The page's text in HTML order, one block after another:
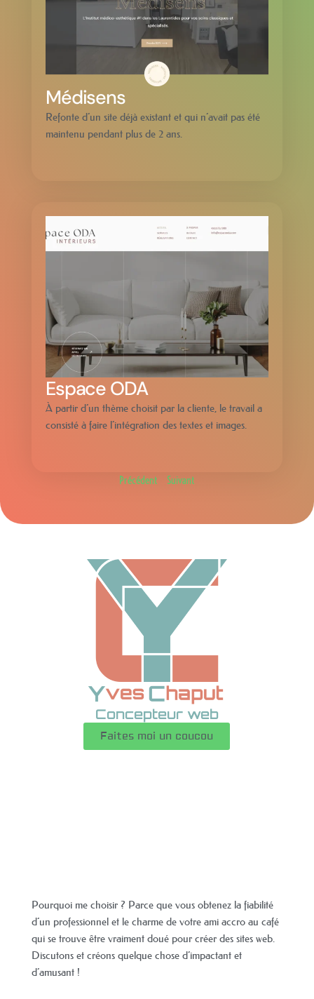
Médisens
Refonte d’un site déjà existant et qui n’avait pas été
maintenu pendant plus de 2 ans.
Espace ODA
À partir d’un thème choisit par la cliente, le travail a
consisté à faire l’intégration des textes et images.
Précédent Suivant
Concepteur web
Faites moi un coucou
Pourquoi me choisir ? Parce que vous obtenez la fiabilité
d’un professionnel et le charme de votre ami accro au café
qui se trouve être vraiment doué pour créer des sites web.
Discutons et créons quelque chose d’impactant et
d’amusant !